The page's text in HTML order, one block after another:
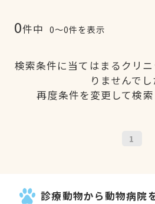
0件中 0〜0件を表示
検索条件に当てはまるクリ
りませんでし
再度条件を変更して検索
1
診療動物から動物病院